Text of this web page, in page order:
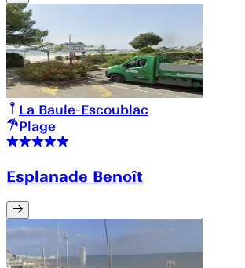
La Baule-Escoublac
Plage
Esplanade Benoît